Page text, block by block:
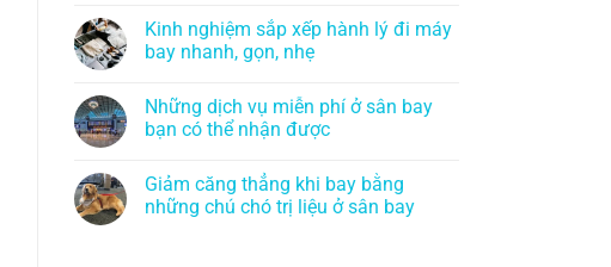
Kinh nghiệm sắp xếp hành lý đi máy
bay nhanh, gọn, nhẹ
Những dịch vụ miễn phí ở sân bay
bạn có thể nhận được
Giảm căng thẳng khi bay bằng
những chú chó trị liệu ở sân bay